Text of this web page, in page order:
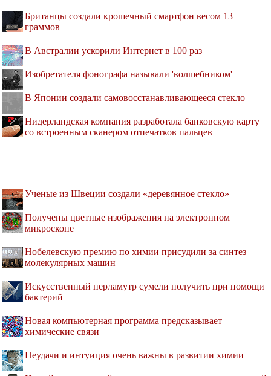
Британцы создали крошечный смартфон весом 13
граммов
В Австралии ускорили Интернет в 100 раз
Изобретателя фонографа называли 'волшебником'
В Японии создали самовосстанавливающееся стекло
Нидерландская компания разработала банковскую карту
со встроенным сканером отпечатков пальцев
Ученые из Швеции создали «деревянное стекло»
Получены цветные изображения на электронном
микроскопе
Нобелевскую премию по химии присудили за синтез
молекулярных машин
Искусственный перламутр сумели получить при помощи
бактерий
Новая компьютерная программа предсказывает
химические связи
Неудачи и интуиция очень важны в развитии химии